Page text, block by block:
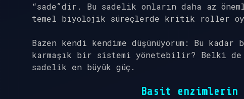
“sade”dir. Bu sadelik onların daha az
temel biyolojik süreçlerde kritik roller
Bazen kendi kendime düşünüyorum: Bu
karmaşık bir sistemi yönetebilir? Belki
sadelik en büyük güç.
Basit